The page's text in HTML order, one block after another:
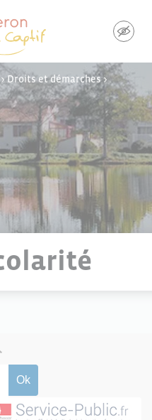
Droits et démarches>